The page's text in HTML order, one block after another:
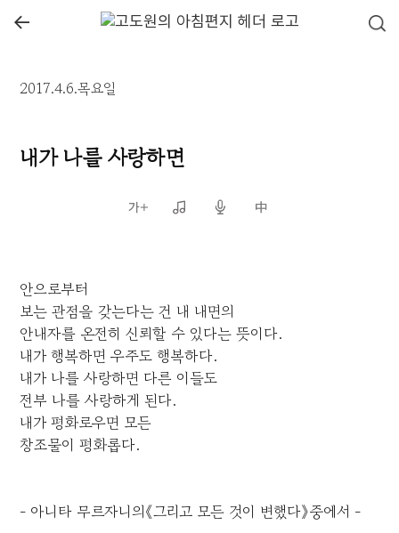
←
2017.4.6.목요일
내가 나를 사랑하면
안으로부터
보는 관점을 갖는다는 건 내 내면의
안내자를 온전히 신뢰할 수 있다는 뜻이다.
내가 행복하면 우주도 행복하다.
내가 나를 사랑하면 다른 이들도
전부 나를 사랑하게 된다.
내가 평화로우면 모든
창조물이 평화롭다.
- 아니타 무르자니의《그리고 모든 것이 변했다》중에서 -